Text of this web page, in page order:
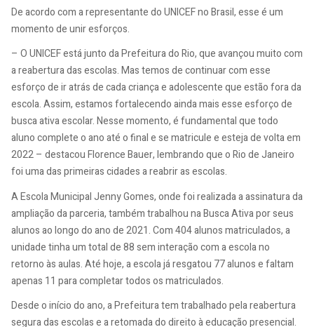
De acordo com a representante do UNICEF no Brasil, esse é um
momento de unir esforços.
– O UNICEF está junto da Prefeitura do Rio, que avançou muito com
a reabertura das escolas. Mas temos de continuar com esse
esforço de ir atrás de cada criança e adolescente que estão fora da
escola. Assim, estamos fortalecendo ainda mais esse esforço de
busca ativa escolar. Nesse momento, é fundamental que todo
aluno complete o ano até o final e se matricule e esteja de volta em
2022 – destacou Florence Bauer, lembrando que o Rio de Janeiro
foi uma das primeiras cidades a reabrir as escolas.
A Escola Municipal Jenny Gomes, onde foi realizada a assinatura da
ampliação da parceria, também trabalhou na Busca Ativa por seus
alunos ao longo do ano de 2021. Com 404 alunos matriculados, a
unidade tinha um total de 88 sem interação com a escola no
retorno às aulas. Até hoje, a escola já resgatou 77 alunos e faltam
apenas 11 para completar todos os matriculados.
Desde o início do ano, a Prefeitura tem trabalhado pela reabertura
segura das escolas e a retomada do direito à educação presencial.